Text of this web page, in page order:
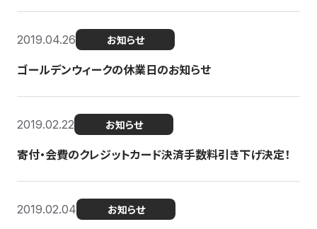
2019.04.26 お知らせ
ゴールデンウィークの休業日のお知らせ
2019.02.22 お知らせ
寄付・会費のクレジットカード決済手数料引き下げ決定！
2019.02.04 お知らせ